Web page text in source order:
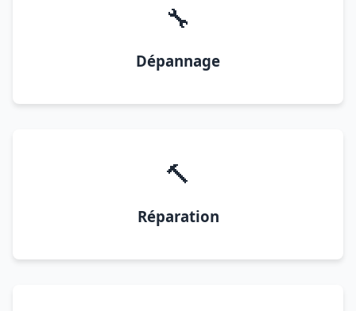
🔧
Dépannage
🔨
Réparation